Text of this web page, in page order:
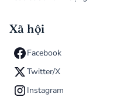
Xã hội
Facebook
Twitter/X
Instagram